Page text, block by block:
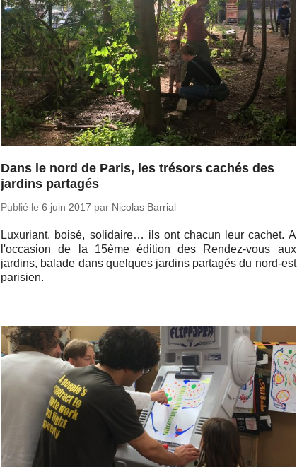
Dans le nord de Paris, les trésors cachés des
jardins partagés
Publié le6 juin 2017 par Nicolas Barrial
Luxu­riant, boisé, so­li­daire… ils ont chacun leur cachet. A
l'oc­ca­sion de la 15ème édition des Ren­dez-vous aux
jardins, balade dans quelques jardins par­ta­gés du nord-est
parisien.